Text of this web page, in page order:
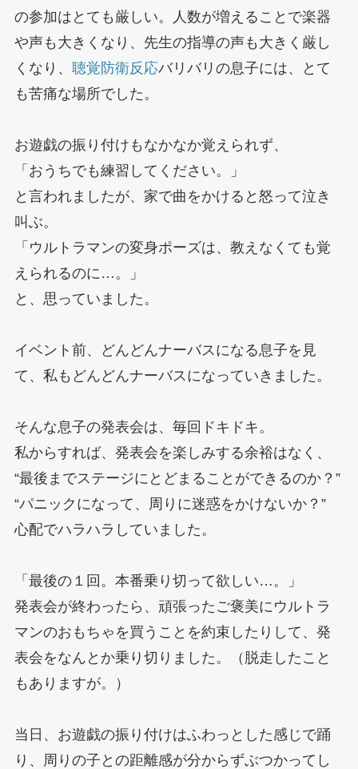
の参加はとても厳しい。人数が増えることで楽器
や声も大きくなり、先生の指導の声も大きく厳し
くなり、 聴覚防衛反応バリバリの息子には、とて
も苦痛な場所でした。
お遊戯の振り付けもなかなか覚えられず、
「おうちでも練習してください。」
と言われましたが、家で曲をかけると怒って泣き
叫ぶ。
「ウルトラマンの変身ポーズは、教えなくても覚
えられるのに…。」
と、思っていました。
イベント前、どんどんナーバスになる息子を見
て、私もどんどんナーバスになっていきました。
そんな息子の発表会は、毎回ドキドキ。
私からすれば、発表会を楽しみする余裕はなく、
“最後までステージにとどまることができるのか？”
“パニックになって、周りに迷惑をかけないか？”
心配でハラハラしていました。
「最後の１回。本番乗り切って欲しい…。」
発表会が終わったら、頑張ったご褒美にウルトラ
マンのおもちゃを買うことを約束したりして、発
表会をなんとか乗り切りました。（脱走したこと
もありますが。）
当日、お遊戯の振り付けはふわっとした感じで踊
り、周りの子との距離感が分からずぶつかってし